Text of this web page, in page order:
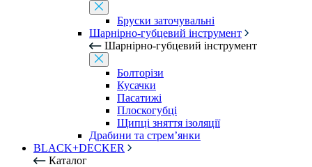
Бруски заточувальні
Шарнірно-губцевий інструмент
Шарнірно-губцевий інструмент
Болторізи
Кусачки
Пасатижі
Плоскогубці
Щипці зняття ізоляції
Драбини та стрем’янки
BLACK+DECKER
Каталог